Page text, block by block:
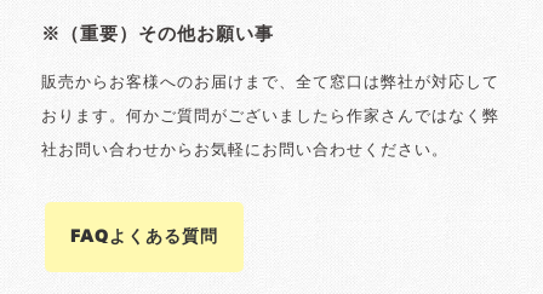
※（重要）その他お願い事
販売からお客様へのお届けまで、全て窓口は弊社が対応して
おります。何かご質問がございましたら作家さんではなく弊
社お問い合わせからお気軽にお問い合わせください。
FAQよくある質問